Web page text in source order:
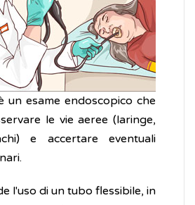
un esame endoscopico che
le vie aeree (laringe,
e accertare eventuali
l'uso di un tubo flessibile, in